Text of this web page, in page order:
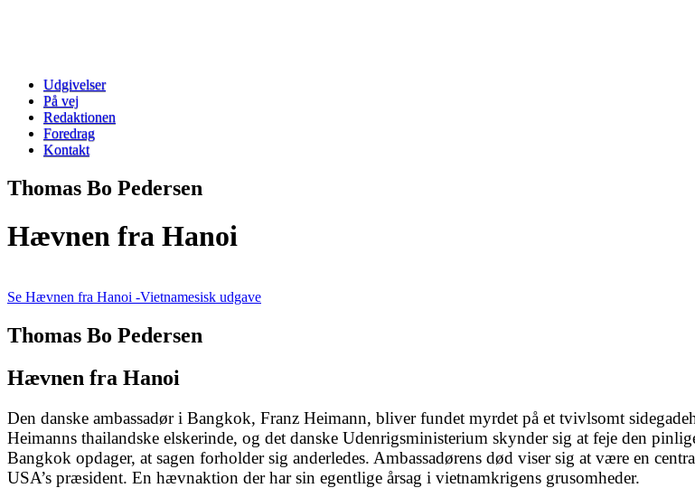
Udgivelser
På vej
Redaktionen
Foredrag
Kontakt
Thomas Bo Pedersen
Hævnen fra Hanoi
Se Hævnen fra Hanoi -Vietnamesisk udgave​
Thomas Bo Pedersen
Hævnen fra Hanoi
Den danske ambassadør i Bangkok, Franz Heimann, bliver fundet myrdet på et tvivlsomt
Heimanns thailandske elskerinde, og det danske Udenrigsministerium skynder sig at feje den
Bangkok opdager, at sagen forholder sig anderledes. Ambassadørens død viser sig at være en
USA’s præsident. En hævnaktion der har sin egentlige årsag i vietnamkrigens grusomheder.